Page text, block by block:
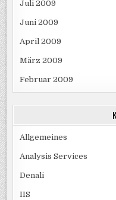
Juli 2009
Juni 2009
April 2009
März 2009
Februar 2009
Allgemeines
Analysis Services
Denali
IIS